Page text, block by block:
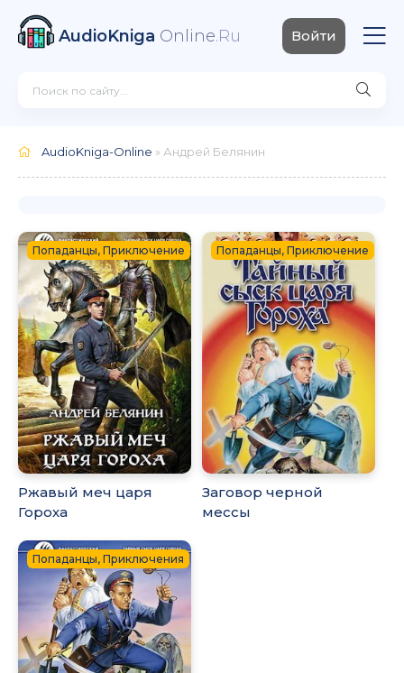
AudioKniga Online.Ru Войти
AudioKniga-Online » Андрей Белянин
Попаданцы, Приключение
Ржавый меч царя
Гороха
Попаданцы, Приключение
Заговор черной
мессы
Попаданцы, Приключения